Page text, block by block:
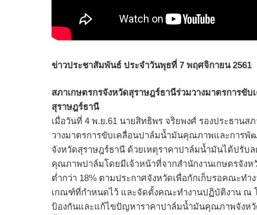
ข่าวประชาสัมพันธ์ ประจำวันพุธที่ 7 พฤศจิกายน 2561
สภาเกษตรกรจังหวัดสุราษฎร์ธานีร่วมวางมาตรกา
สุราษฎร์ธานี
เมื่อวันที่ 4 พ.ย.61 นายสิทธิพร จริยพงศ์ รองประธานส
วางมาตรการขับเคลื่อนปาล์มน้ำมันคุณภาพและการ
จังหวัดสุราษฎร์ธานี ด้วยเหตุราคาปาล์มน้ำมันได้ปรับ
คุณภาพปาล์มโดยมีเจ้าหน้าที่จากสำนักงานเกษตรจั
ต่ำกว่า 18% ตามประกาศจังหวัดเพื่อกักเก็บรอคณะท
เกณฑ์ที่กำหนดไว้ และจัดตั้งคณะทำงานปฏิบัติงาน ณ โ
ป้องกันและแก้ไขปัญหาราคาปาล์มน้ำมันคุณภาพจังหวั